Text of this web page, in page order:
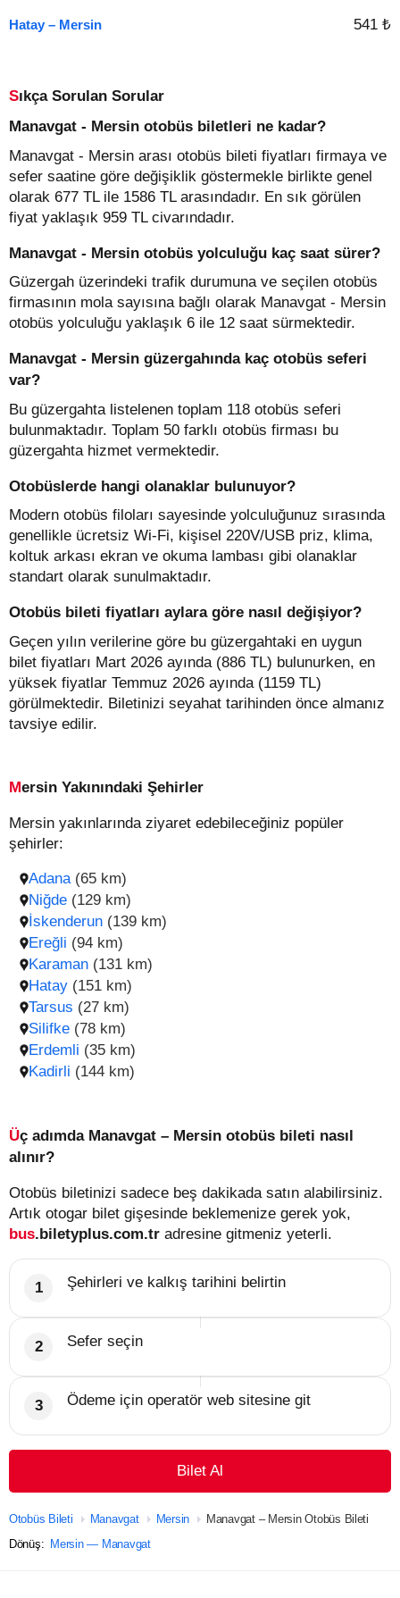
Hatay – Mersin 541 ₺
Sıkça Sorulan Sorular
Manavgat - Mersin otobüs biletleri ne kadar?
Manavgat - Mersin arası otobüs bileti fiyatları firmaya ve
sefer saatine göre değişiklik göstermekle birlikte genel
olarak 677 TL ile 1586 TL arasındadır. En sık görülen
fiyat yaklaşık 959 TL civarındadır.
Manavgat - Mersin otobüs yolculuğu kaç saat sürer?
Güzergah üzerindeki trafik durumuna ve seçilen otobüs
firmasının mola sayısına bağlı olarak Manavgat - Mersin
otobüs yolculuğu yaklaşık 6 ile 12 saat sürmektedir.
Manavgat - Mersin güzergahında kaç otobüs seferi
var?
Bu güzergahta listelenen toplam 118 otobüs seferi
bulunmaktadır. Toplam 50 farklı otobüs firması bu
güzergahta hizmet vermektedir.
Otobüslerde hangi olanaklar bulunuyor?
Modern otobüs filoları sayesinde yolculuğunuz sırasında
genellikle ücretsiz Wi-Fi, kişisel 220V/USB priz, klima,
koltuk arkası ekran ve okuma lambası gibi olanaklar
standart olarak sunulmaktadır.
Otobüs bileti fiyatları aylara göre nasıl değişiyor?
Geçen yılın verilerine göre bu güzergahtaki en uygun
bilet fiyatları Mart 2026 ayında (886 TL) bulunurken, en
yüksek fiyatlar Temmuz 2026 ayında (1159 TL)
görülmektedir. Biletinizi seyahat tarihinden önce almanız
tavsiye edilir.
Mersin Yakınındaki Şehirler
Mersin yakınlarında ziyaret edebileceğiniz popüler
şehirler:
Adana (65 km)
Hatay (151 km)
Niğde (129 km)
Tarsus (27 km)
İskenderun (139 km)
Silifke (78 km)
Ereğli (94 km)
Erdemli (35 km)
Karaman (131 km)
Kadirli (144 km)
Üç adımda Manavgat – Mersin otobüs bileti nasıl
alınır?
Otobüs biletinizi sadece beş dakikada satın alabilirsiniz.
Artık otogar bilet gişesinde beklemenize gerek yok,
bus.biletyplus.com.tr adresine gitmeniz yeterli.
Şehirleri ve kalkış tarihini belirtin
Sefer seçin
Ödeme için operatör web sitesine git
Bilet Al
Otobüs Bileti Manavgat Mersin
Manavgat – Mersin Otobüs Bileti
Dönüş: Mersin — Manavgat